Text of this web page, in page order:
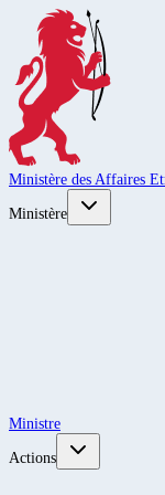
Ministère des Affaires
Ministère
Ministre
Actions